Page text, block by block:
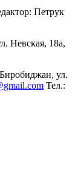
Петрук
Невская, 18а,
ул.
Тел.: